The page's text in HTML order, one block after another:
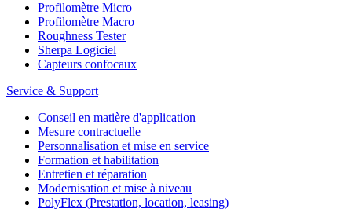
Profilomètre Micro
Profilomètre Macro
Roughness Tester
Sherpa Logiciel
Capteurs confocaux
Service & Support
Conseil en matière d'application
Mesure contractuelle
Personnalisation et mise en service
Formation et habilitation
Entretien et réparation
Modernisation et mise à niveau
PolyFlex (Prestation, location, leasing)